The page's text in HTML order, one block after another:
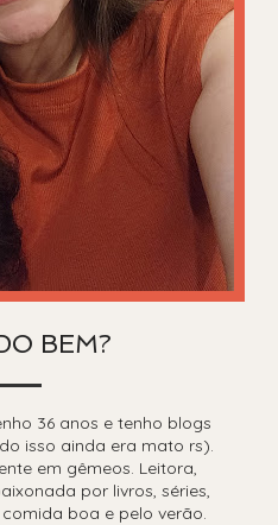
BEM?
36 anos e tenho blogs
isso ainda era mato rs).
em gêmeos. Leitora,
por livros, séries,
comida boa e pelo verão.